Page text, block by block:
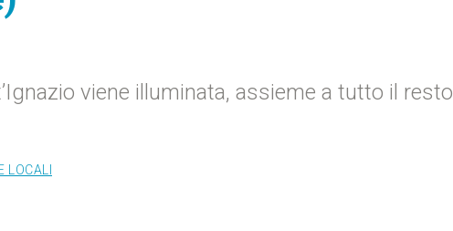
viene illuminata, assieme a tutto il resto
LOCALI